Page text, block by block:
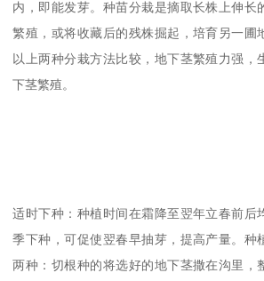
内，即能发芽。种苗分栽是摘取长株上伸长
繁殖，或将收藏后的残株掘起，培育另一圃
以上两种分栽方法比较，地下茎繁殖力强，
下茎繁殖。
适时下种：种植时间在霜降至翌年立春前后
季下种，可促使翌春早抽芽，提高产量。种
两种：切根种的将选好的地下茎撒在沟里，